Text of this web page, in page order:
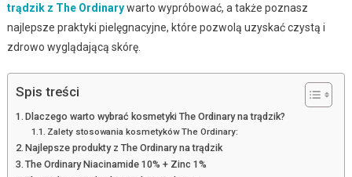
trądzik z The Ordinarywarto wypróbować, a także poznasz
najlepsze praktyki pielęgnacyjne, które pozwolą uzyskać czystą i
zdrowo wyglądającą skórę.
Spis treści
Dlaczego warto wybrać kosmetyki The Ordinary na trądzik?
Zalety stosowania kosmetyków The Ordinary:
Najlepsze produkty z The Ordinary na trądzik
The Ordinary Niacinamide 10% + Zinc 1%